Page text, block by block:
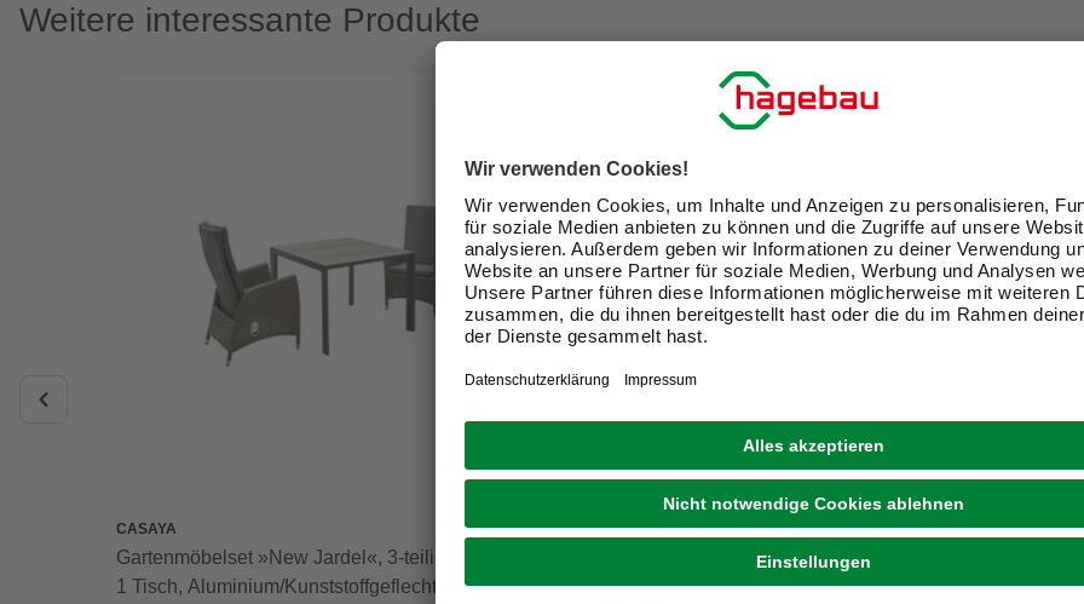
Weitere interessante Produkte
CASAYA
Gartenmöbelset »New Jardel«, 3-teilig, 2 Stühle,
1 Tisch, Aluminium/Kunststoffgeflecht, grau
CASAYA
Diningset »Louanne«, 8 Sitzplätze,
Stahl/Polyrattan, inkl. Auflagen